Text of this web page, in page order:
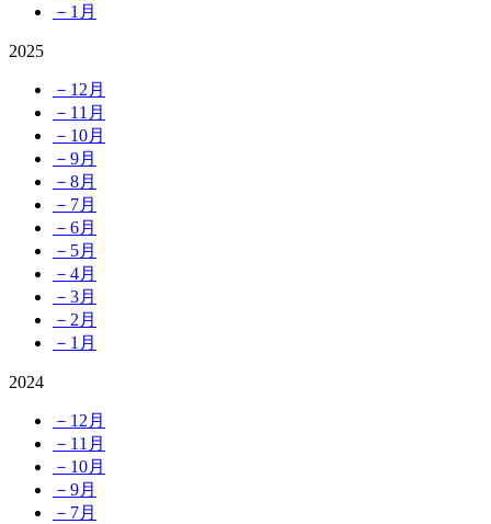
－1月
2025
－12月
－11月
－10月
－9月
－8月
－7月
－6月
－5月
－4月
－3月
－2月
－1月
2024
－12月
－11月
－10月
－9月
－7月